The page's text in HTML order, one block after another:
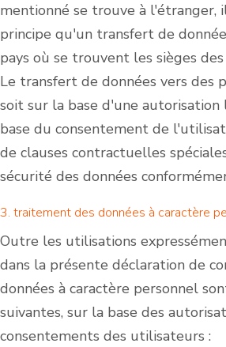
mentionné se trouve à l'étranger,
principe qu'un transfert de
pays où se trouvent les sièges
Le transfert de données vers des
soit sur la base d'une autorisation
base du consentement de
de clauses contractuelles
sécurité des données
3. traitement des données à caractère
Outre les utilisations
dans la présente déclaration de
données à caractère personnel
suivantes, sur la base des
consentements des utilisateurs :